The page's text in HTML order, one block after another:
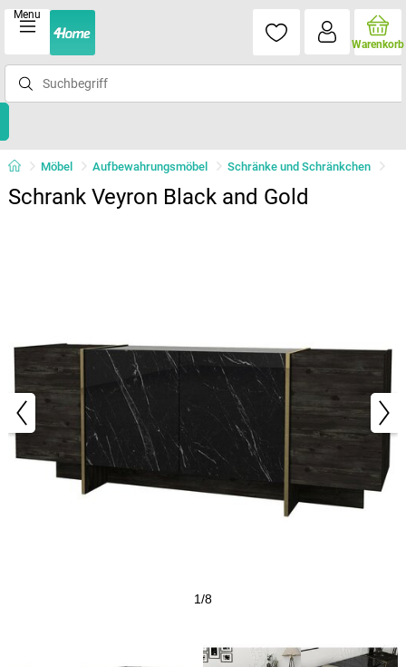
Menu
Warenkorb
Möbel Aufbewahrungsmöbel Schränke und Schränkchen
Schrank Veyron Black and Gold
1/8